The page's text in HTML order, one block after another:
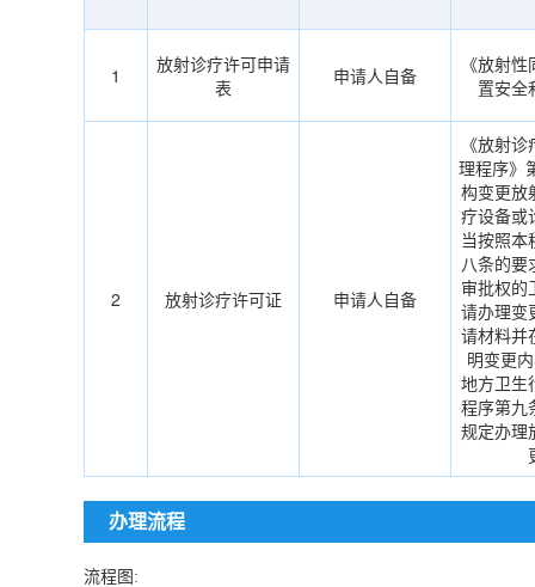
1
放射诊疗许可申请
表
申请人自备
《放射
置安全
2 放射诊疗许可证 申请人自备
《放射
理程序》
构变更放
疗设备或
当按照本
八条的要
审批权的
请办理变
请材料并
明变更
地方卫生
程序第九
规定办理
办理流程
流程图: